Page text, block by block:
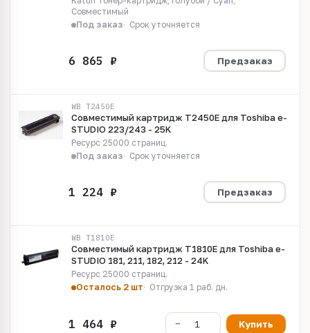
Совместимый
Под заказ
Срок уточняется
Предзаказ
WB T2450E
Совместимый картридж T2450E для Toshiba e-
STUDIO 223/243 - 25K
Ресурс 25000 страниц.
Под заказ
Срок уточняется
Предзаказ
WB T1810E
Совместимый картридж T1810E для Toshiba e-
STUDIO 181, 211, 182, 212 - 24K
Ресурс 25000 страниц.
Осталось 2 шт
Отгрузка 1 раб. дн.
Купить